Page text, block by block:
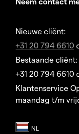
Nieuwe cliënt:
+31 20 794 6610
Bestaande cliënt:
+31 20 794 6610
Klantenservice
maandag t/m